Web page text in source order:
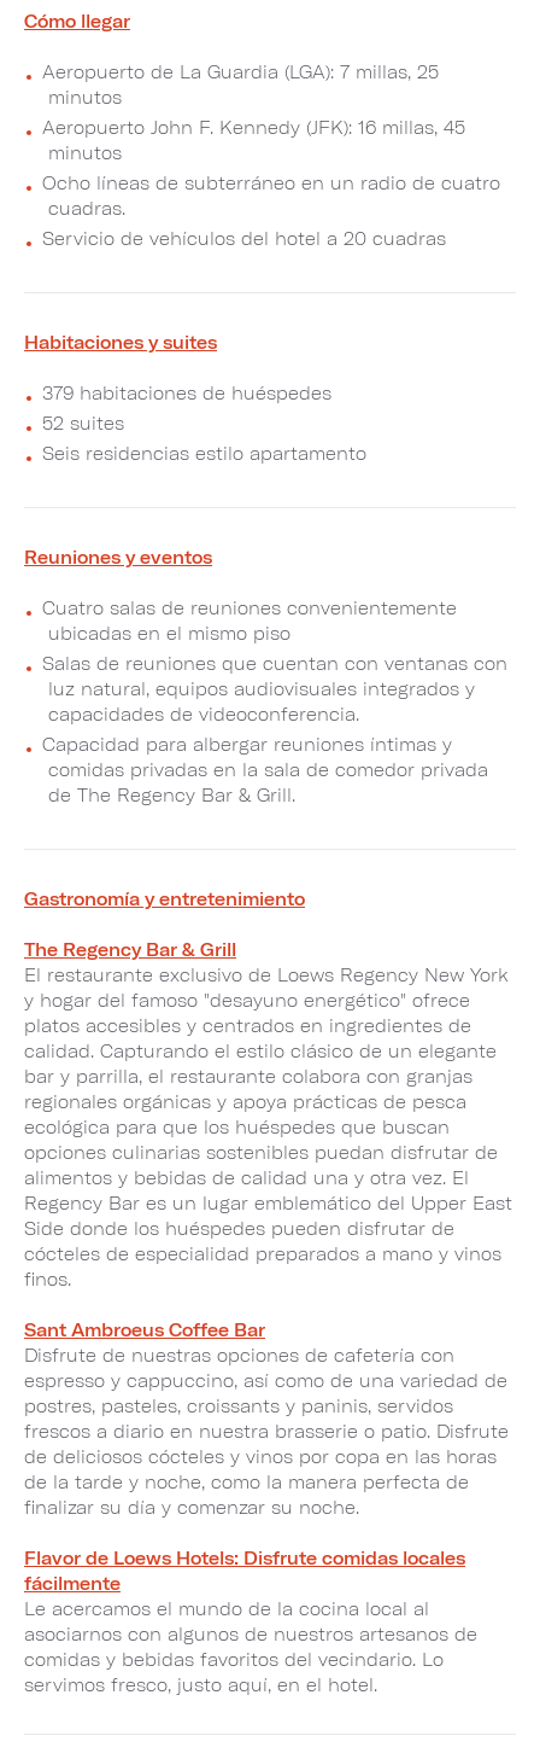
Cómo llegar
Aeropuerto de La Guardia (LGA): 7 millas, 25
minutos
Aeropuerto John F. Kennedy (JFK): 16 millas, 45
minutos
Ocho líneas de subterráneo en un radio de cuatro
cuadras.
Servicio de vehículos del hotel a 20 cuadras
Habitaciones y suites
379 habitaciones de huéspedes
52 suites
Seis residencias estilo apartamento
Reuniones y eventos
Cuatro salas de reuniones convenientemente
ubicadas en el mismo piso
Salas de reuniones que cuentan con ventanas con
luz natural, equipos audiovisuales integrados y
capacidades de videoconferencia.
Capacidad para albergar reuniones íntimas y
comidas privadas en la sala de comedor privada
de The Regency Bar & Grill.
Gastronomía y entretenimiento
The Regency Bar & Grill
El restaurante exclusivo de Loews Regency New York
y hogar del famoso "desayuno energético" ofrece
platos accesibles y centrados en ingredientes de
calidad. Capturando el estilo clásico de un elegante
bar y parrilla, el restaurante colabora con granjas
regionales orgánicas y apoya prácticas de pesca
ecológica para que los huéspedes que buscan
opciones culinarias sostenibles puedan disfrutar de
alimentos y bebidas de calidad una y otra vez. El
Regency Bar es un lugar emblemático del Upper East
Side donde los huéspedes pueden disfrutar de
cócteles de especialidad preparados a mano y vinos
finos.
Sant Ambroeus Coffee Bar
Disfrute de nuestras opciones de cafetería con
espresso y cappuccino, así como de una variedad de
postres, pasteles, croissants y paninis, servidos
frescos a diario en nuestra brasserie o patio. Disfrute
de deliciosos cócteles y vinos por copa en las horas
de la tarde y noche, como la manera perfecta de
finalizar su día y comenzar su noche.
Flavor de Loews Hotels: Disfrute comidas locales
fácilmente
Le acercamos el mundo de la cocina local al
asociarnos con algunos de nuestros artesanos de
comidas y bebidas favoritos del vecindario. Lo
servimos fresco, justo aquí, en el hotel.